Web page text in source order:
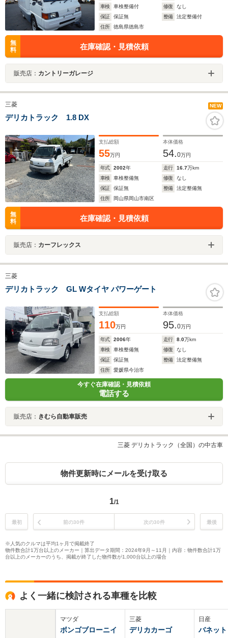
車検
車検整備付 修復
なし
保証
保証無 整備
法定整備付
住所
徳島県徳島市
無
料
在庫確認・見積依頼
販売店： カントリーガレージ
三菱 NEW
デリカトラック 1.8 DX
支払総額
55万円
本体価格
54.0万円
年式 2002年 走行 16.7万km
車検
車検整備無 修復
なし
保証
保証無 整備
法定整備無
住所
岡山県岡山市南区
無
料
在庫確認・見積依頼
販売店： カーフレックス
三菱
デリカトラック GL Wタイヤ パワーゲート
支払総額
110万円
本体価格
95.0万円
年式 2006年 走行 8.0万km
車検
車検整備無 修復
なし
保証
保証無 整備
法定整備無
住所
愛媛県今治市
今すぐ在庫確認・見積依頼
電話する
販売店： きむら自動車販売
三菱 デリカトラック（全国）の中古車
物件更新時にメールを受け取る
1/1
最初 前の30件 次の30件 最後
※人気のクルマは平均1ヶ月で掲載終了
物件数合計1万台以上のメーカー｜算出データ期間：2024年9月～11月｜内容：物件数合計1万
台以上のメーカーのうち、掲載が終了した物件数が1,000台以上の場合
よく一緒に検討される車種を比較
マツダ
ボンゴブローニイ
三菱
デリカカーゴ
日産
バネッ